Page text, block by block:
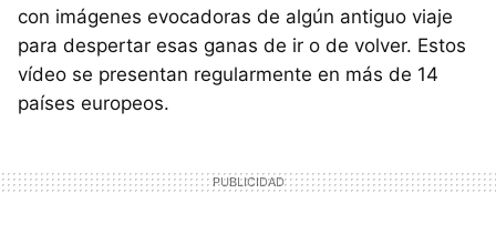
con imágenes evocadoras de algún antiguo viaje
para despertar esas ganas de ir o de volver. Estos
vídeo se presentan regularmente en más de 14
países europeos.